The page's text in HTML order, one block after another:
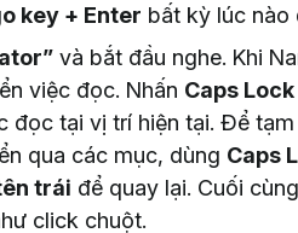
key + Enter bất kỳ lúc nào
và bắt đầu nghe. Khi
việc đọc. Nhấn Caps
đọc tại vị trí hiện tại. Để
qua các mục, dùng Caps
trái để quay lại. Cuối
click chuột.